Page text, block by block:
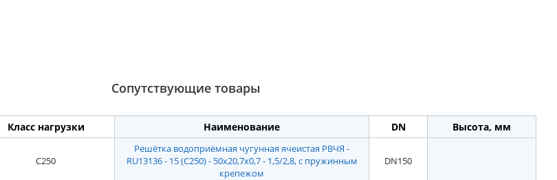
Сопутствующие товары
Класс нагрузки Наименование DN Высота, мм
C250
Решётка водоприёмная чугунная ячеистая РВЧЯ -
RU13136 - 15 (C250) - 50х20,7х0,7 - 1,5/2,8, с пружинным
крепежом
DN150